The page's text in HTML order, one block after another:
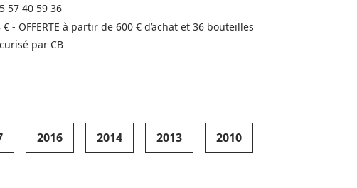
57 40 59 36
- OFFERTE à partir de 600 € d’achat et 36 bouteilles
par CB
2016 2014 2013 2010